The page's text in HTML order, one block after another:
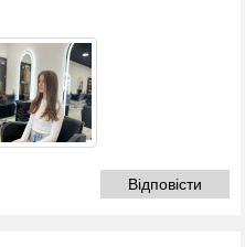
Відповісти